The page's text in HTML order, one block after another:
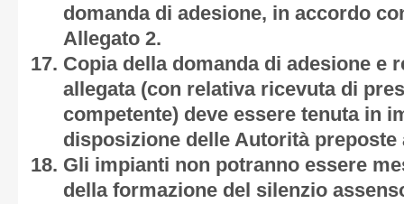
domanda di adesione, in accordo
Allegato 2.
Copia della domanda di adesione e
allegata (con relativa ricevuta di
competente) deve essere tenuta in
disposizione delle Autorità
Gli impianti non potranno essere
della formazione del silenzio